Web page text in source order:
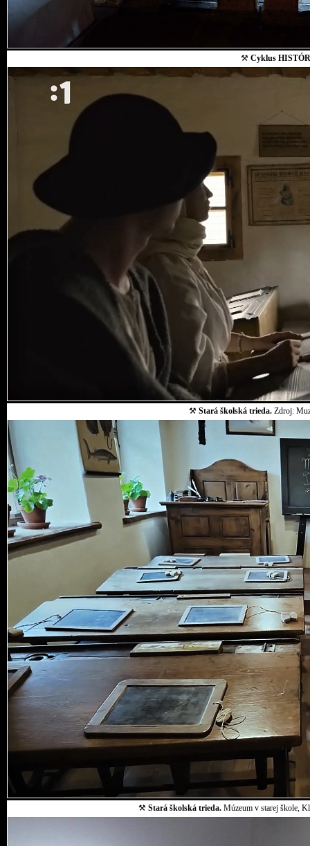
⚒ Cyklus
⚒ Stará školská trieda. Zdroj:
⚒ Stará školská trieda. Múzeum v starej škole,